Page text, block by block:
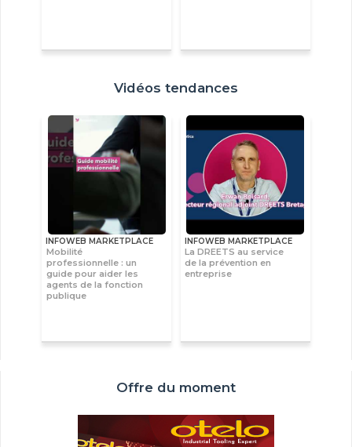
Vidéos tendances
INFOWEB MARKETPLACE
Mobilité
professionnelle : un
guide pour aider les
agents de la fonction
publique
INFOWEB MARKETPLACE
La DREETS au service
de la prévention en
entreprise
Offre du moment